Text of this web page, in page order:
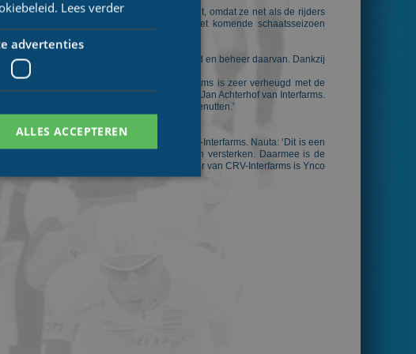
herkent CRV zich helemaal in die mentaliteit, omdat ze net als de rijders
CRV heeft daarom besloten om voor het komende schaatsseizoen
investeringen in landbouwgrond en beheer daarvan. Dankzij
en volledig begeleid.
schaatsteam op topniveau. ‘Interfarms is zeer verheugd met de
schaatspassie.', aldus Hendrik Jan Achterhof van Interfarms.
mogelijkheid hun talenten nog verder te benutten.'
voor het komende seizoen aan bij CRV-Interfarms. Nauta: ‘Dit is een
der Pol en Pim Cazemier de ploeg komen versterken. Daarmee is de
Cazemier en Frank Woltman. De ploegleider van CRV-Interfarms is Ynco
Lees verder
advertenties
ALLES ACCEPTEREN